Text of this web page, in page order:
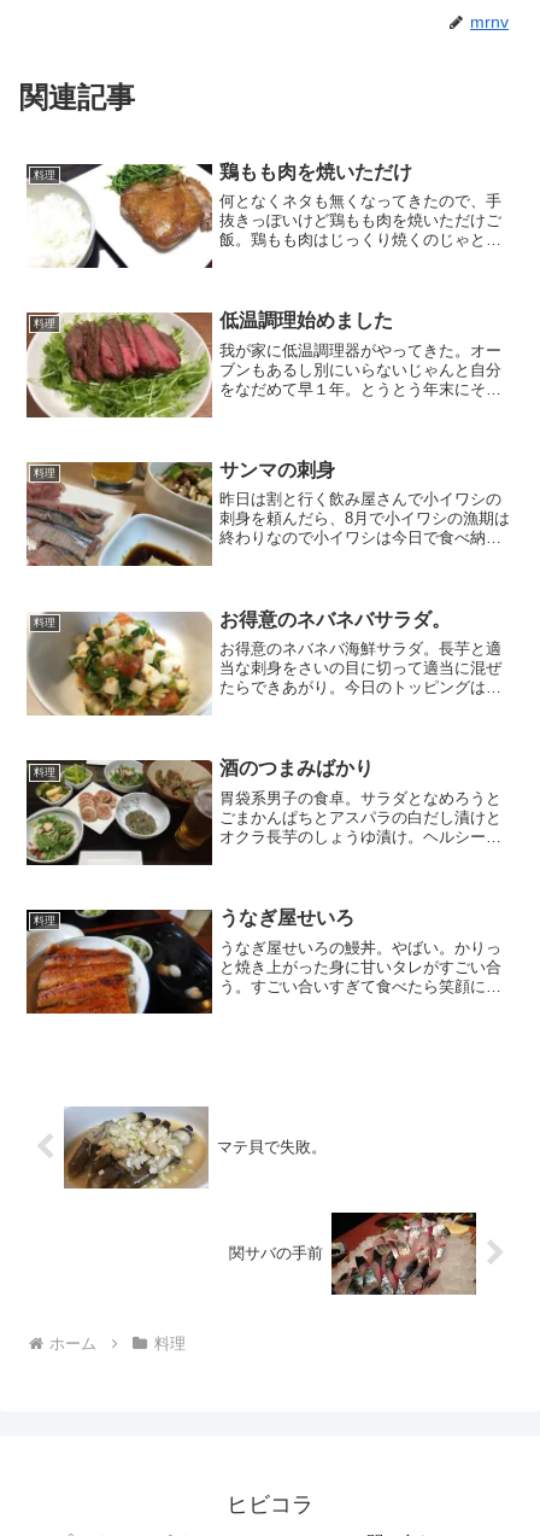
mrnv
関連記事
料理 鶏もも肉を焼いただけ
何となくネタも無くなってきたので、手
抜きっぽいけど鶏もも肉を焼いただけご
飯。鶏もも肉はじっくり焼くのじゃとど
とに中まで火が通るか不安...
料理 低温調理始めました
我が家に低温調理器がやってきた。オー
ブンもあるし別にいらないじゃんと自分
をなだめて早１年。とうとう年末にそれ
なかなか届か...
料理 サンマの刺身
昨日は割と行く飲み屋さんで小イワシの
刺身を頼んだら、8月で小イワシの漁期は
終わりなので小イワシは今日で食べ納め
てるのです。この時期...
料理 お得意のネバネバサラダ。
お得意のネバネバ海鮮サラダ。長芋と適
当な刺身をさいの目に切って適当に混ぜ
たらできあがり。今日のトッピングはか
料理 酒のつまみばかり
胃袋系男子の食卓。サラダとなめろうと
ごまかんぱちとアスパラの白だし漬けと
オクラ長芋のしょうゆ漬け。ヘルシーな
料理 うなぎ屋せいろ
うなぎ屋せいろの鰻丼。やばい。かりっ
と焼き上がった身に甘いタレがすごい合
う。すごい合いすぎて食べたら笑顔にな
マテ貝で失敗。
関サバの手前
ホーム 料理
ヒビコラ